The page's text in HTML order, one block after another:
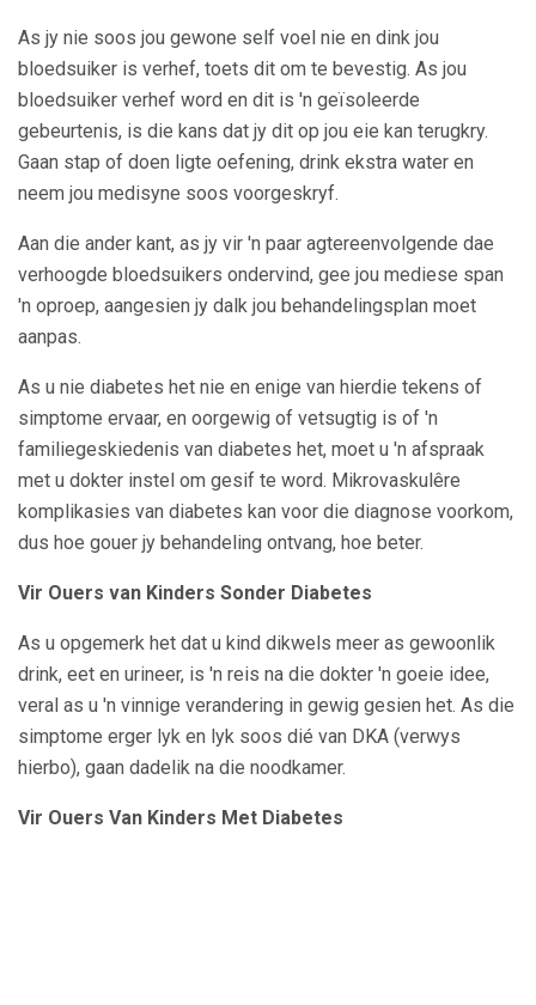
As jy nie soos jou gewone self voel nie en dink jou
bloedsuiker is verhef, toets dit om te bevestig. As jou
bloedsuiker verhef word en dit is 'n geïsoleerde
gebeurtenis, is die kans dat jy dit op jou eie kan terugkry.
Gaan stap of doen ligte oefening, drink ekstra water en
neem jou medisyne soos voorgeskryf.
Aan die ander kant, as jy vir 'n paar agtereenvolgende dae
verhoogde bloedsuikers ondervind, gee jou mediese span
'n oproep, aangesien jy dalk jou behandelingsplan moet
aanpas.
As u nie diabetes het nie en enige van hierdie tekens of
simptome ervaar, en oorgewig of vetsugtig is of 'n
familiegeskiedenis van diabetes het, moet u 'n afspraak
met u dokter instel om gesif te word. Mikrovaskulêre
komplikasies van diabetes kan voor die diagnose voorkom,
dus hoe gouer jy behandeling ontvang, hoe beter.
Vir Ouers van Kinders Sonder Diabetes
As u opgemerk het dat u kind dikwels meer as gewoonlik
drink, eet en urineer, is 'n reis na die dokter 'n goeie idee,
veral as u 'n vinnige verandering in gewig gesien het. As die
simptome erger lyk en lyk soos dié van DKA (verwys
hierbo), gaan dadelik na die noodkamer.
Vir Ouers Van Kinders Met Diabetes